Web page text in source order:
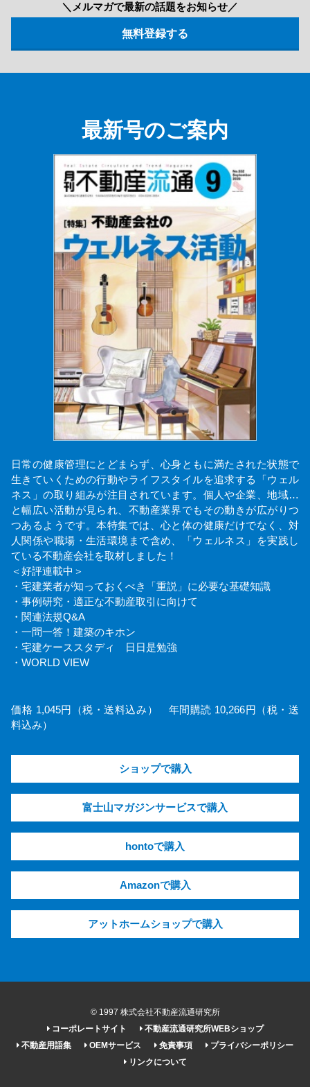
＼メルマガで最新の話題をお知らせ／
最新号のご案内
日常の健康管理にとどまらず、心身ともに満たされた状態で
生きていくための行動やライフスタイルを追求する「ウェル
ネス」の取り組みが注目されています。個人や企業、地域…
と幅広い活動が見られ、不動産業界でもその動きが広がりつ
つあるようです。本特集では、心と体の健康だけでなく、対
人関係や職場・生活環境まで含め、「ウェルネス」を実践し
ている不動産会社を取材しました！
＜好評連載中＞
・宅建業者が知っておくべき「重説」に必要な基礎知識
・事例研究・適正な不動産取引に向けて
・関連法規Q&A
・一問一答！建築のキホン
・宅建ケーススタディ 日日是勉強
・WORLD VIEW
価格 1,045円（税・送料込み） 年間購読 10,266円（税・送
料込み）
ショップで購入
富士山マガジンサービスで購入
hontoで購入
Amazonで購入
アットホームショップで購入
© 1997 株式会社不動産流通研究所
コーポレートサイト
不動産流通研究所WEBショップ
不動産用語集
OEMサービス 免責事項
プライバシーポリシー
リンクについて